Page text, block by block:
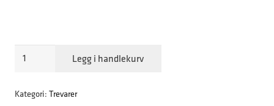
stativ
Legg i handlekurv
Kategori: Trevarer